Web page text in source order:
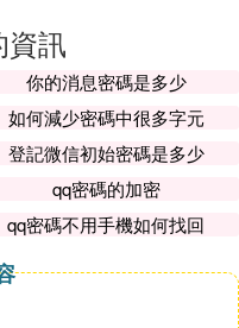
的秘鑰；
同的秘鑰；如HTTP
將md5和sha模塊整
sha256, sha3
類型為二進制編碼，
二進制數據
訊
你的消息密碼是多少
如何減少密碼中很多字元
登記微信初始密碼是多少
qq密碼的加密
qq密碼不用手機如何找回